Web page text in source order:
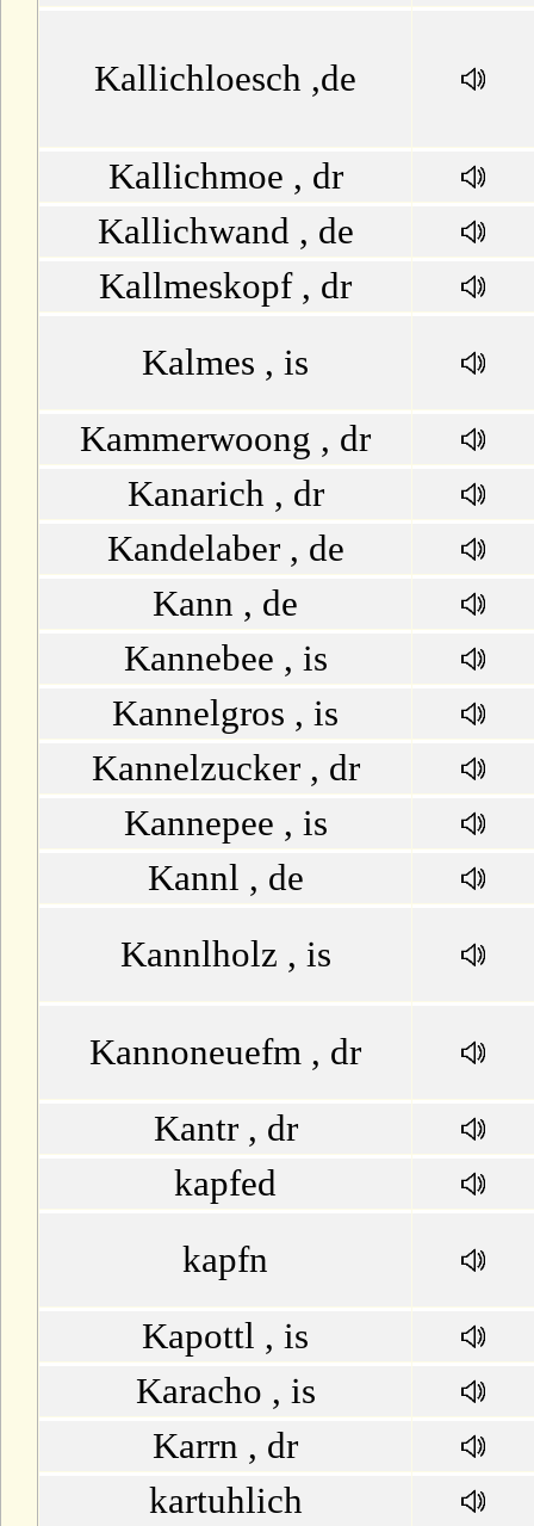
Kallichloesch ,de
Kallichmoe , dr
Kallichwand , de
Kallmeskopf , dr
Kalmes , is
Kammerwoong , dr
Kanarich , dr
Kandelaber , de
Kann , de
Kannebee , is
Kannelgros , is
Kannelzucker , dr
Kannepee , is
Kannl , de
Kannlholz , is
Kannoneuefm , dr
Kantr , dr
kapfed
kapfn
Kapottl , is
Karacho , is
Karrn , dr
kartuhlich